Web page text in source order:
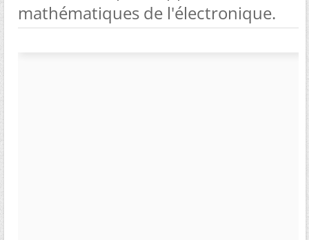
mathématiques de l'électronique.